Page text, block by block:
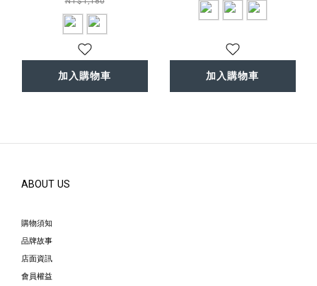
加入購物車 加入購物車
ABOUT US
購物須知
品牌故事
店面資訊
會員權益